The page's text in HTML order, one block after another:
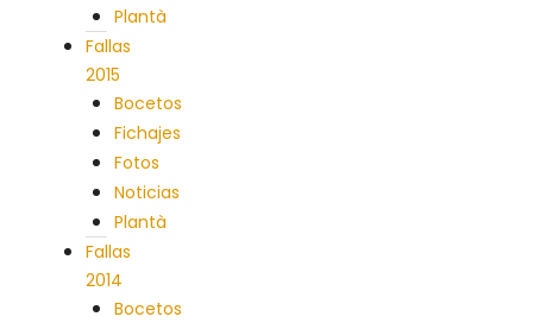
Plantà
Fallas
2015
Bocetos
Fichajes
Fotos
Noticias
Plantà
Fallas
2014
Bocetos